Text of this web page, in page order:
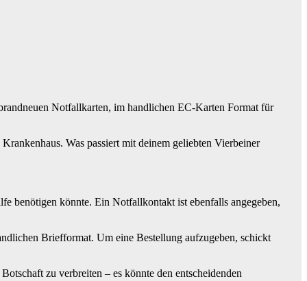
Notfallkarten, im handlichen EC-Karten Format für
Was passiert mit deinem geliebten Vierbeiner
benötigen könnte. Ein Notfallkontakt ist ebenfalls angegeben,
Briefformat. Um eine Bestellung aufzugeben, schickt
zu verbreiten – es könnte den entscheidenden